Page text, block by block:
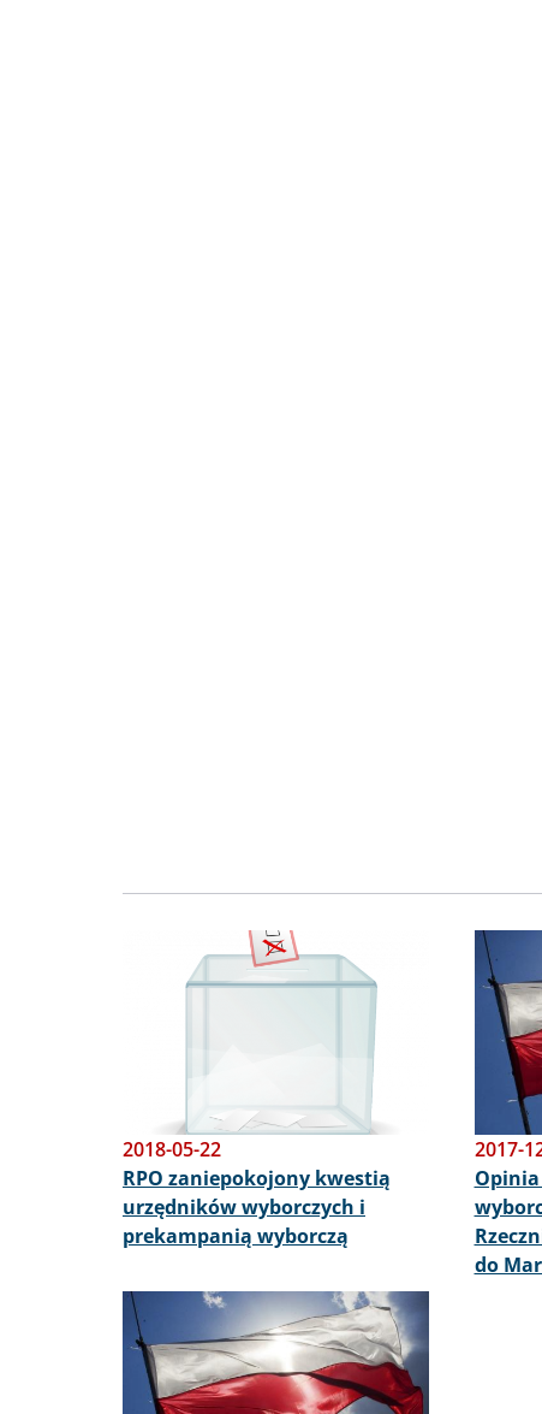
2018-05-22
RPO zaniepokojony kwestią
urzędników wyborczych i
prekampanią wyborczą
Obraz
2017-
do
Obraz